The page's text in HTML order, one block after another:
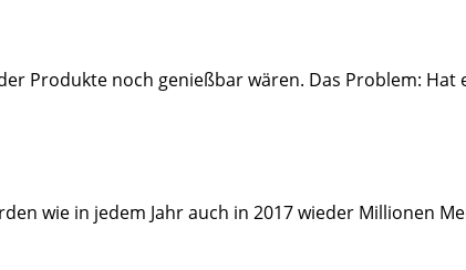
Produkte noch genießbar wären. Das Problem: Hat
wie in jedem Jahr auch in 2017 wieder Millionen